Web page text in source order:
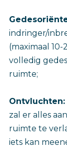
indringer/
(maximaal
volledig
ruimte;
Ontvluchten:
zal er alles
ruimte te
iets kan